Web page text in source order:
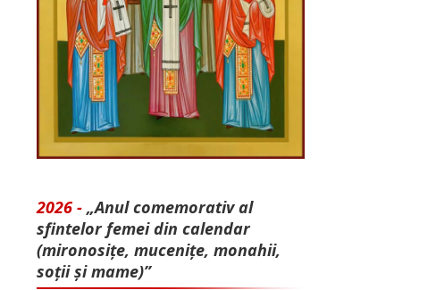
2026 - „Anul comemorativ al
sfintelor femei din calendar
(mironosițe, mu­cenițe, monahii,
soții și mame)”